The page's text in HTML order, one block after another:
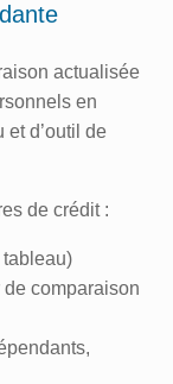
actualisée
en
d’outil de
de crédit :
tableau)
comparaison